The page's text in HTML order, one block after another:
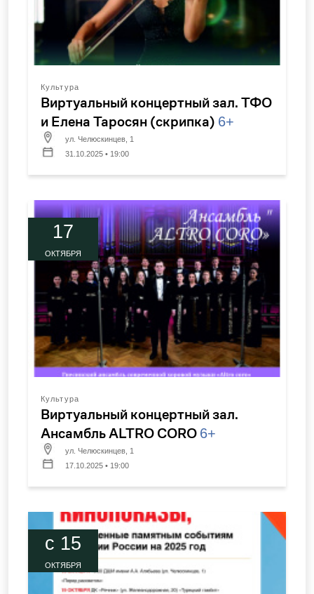
Культура
Виртуальный концертный зал. ТФО
и Елена Таросян (скрипка) 6+
ул. Челюскинцев, 1
31.10.2025 • 19:00
17
ОКТЯБРЯ
Культура
Виртуальный концертный зал.
Ансамбль ALTRO CORO 6+
ул. Челюскинцев, 1
17.10.2025 • 19:00
c 15
ОКТЯБРЯ